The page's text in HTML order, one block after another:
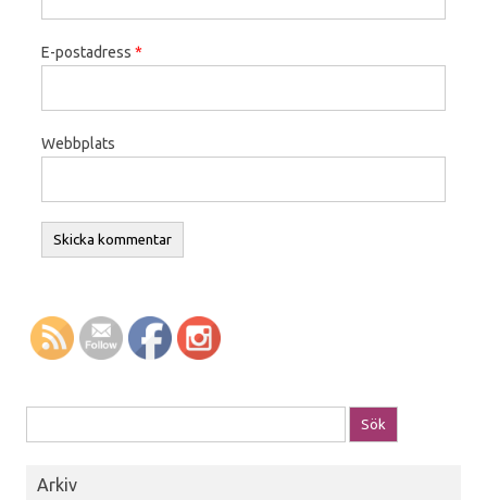
E-postadress *
Webbplats
Arkiv